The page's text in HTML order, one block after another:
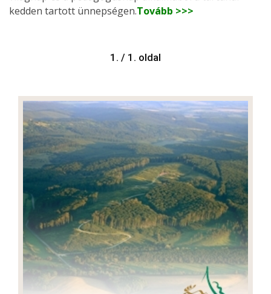
kedden tartott ünnepségen.Tovább >>>
1. / 1. oldal